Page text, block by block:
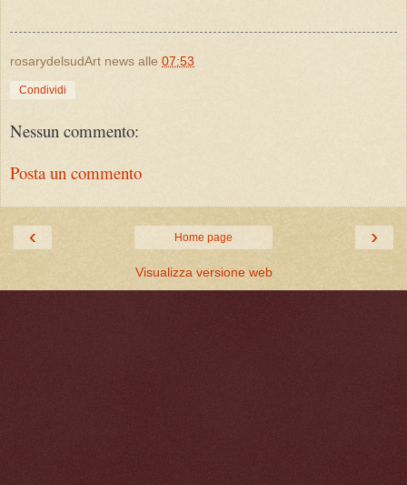
rosarydelsudArt news alle 07:53
Condividi
Nessun commento:
Posta un commento
‹ ›
Home page
Visualizza versione web